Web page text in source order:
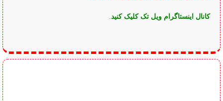
کانال اینستاگرام ویل تک کلیک کنید